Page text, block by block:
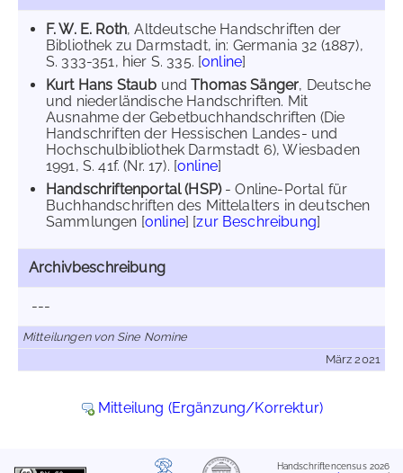
F. W. E. Roth, Altdeutsche Handschriften der
Bibliothek zu Darmstadt, in: Germania 32 (1887),
S. 333-351, hier S. 335. [online]
Kurt Hans Staub undThomas Sänger, Deutsche
und niederländische Handschriften. Mit
Ausnahme der Gebetbuchhandschriften (Die
Handschriften der Hessischen Landes- und
Hochschulbibliothek Darmstadt 6), Wiesbaden
1991, S. 41f. (Nr. 17). [online]
Handschriftenportal (HSP)- Online-Portal für
Buchhandschriften des Mittelalters in deutschen
Sammlungen [online] [zur Beschreibung]
Archivbeschreibung
---
Mitteilungen von Sine Nomine
März 2021
Mitteilung (Ergänzung/Korrektur)
Handschriftencensus 2026